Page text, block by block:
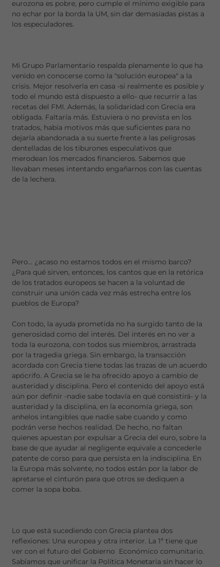
eurozona es pobre, pero cumple el mínimo exigible para
no echar por la borda la UM, sin dar demasiadas pistas a
los especuladores.
Mi Grupo Parlamentario respalda plenamente lo que ha
venido en conocerse como la "solución europea" a la
crisis. Mejor resolverla en casa -si realmente es posible y
todo el mundo está dispuesto a ello- que recurrir a las
recetas del FMI. Además, la solidaridad con Grecia era
obligada. Faltaría más. Estuviera o no prevista en los
tratados, había motivos más que suficientes para no
dejarla abandonada a su suerte frente a las peligrosas
dentelladas de los tiburones especulativos que
merodean los mercados financieros. Sabemos que
llevaban meses intentando engañarnos con las cuentas
de la lechera.
Pero... ¿acaso no estamos todos en el mismo barco?
¿Para qué sirven, entonces, los cantos que en la retórica
de los tratados europeos se hacen a la voluntad de
construir una unión cada vez más estrecha entre los
pueblos de Europa?
Con todo, la ayuda prometida no ha surgido tanto de la
generosidad como del interés. Del interés en no ver a
toda la eurozona, con todos sus miembros, arrastrada
por la tragedia griega. Sin embargo, la transacción
acordada con Grecia tiene todas las trazas de un acuerdo
apócrifo. A Grecia se le ha ofrecido apoyo a cambio de
austeridad y disciplina. Pero el contenido del apoyo está
aún por definir -nadie sabe todavía en qué consistirá- y la
austeridad y la disciplina, en la economía griega, son
anhelos intangibles que nadie sabe cuando y como
podrán verse hechos realidad. De hecho, no faltan
quienes apuestan por expulsar a Grecia del euro, sobre la
base de que ayudar al negligente equivale a concederle
patente de corso para que persista en la indisciplina. En
la Europa más solvente, no todos están por la labor de
apretarse el cinturón para que otros se dediquen a
comer la sopa boba.
Lo que está sucediendo con Grecia plantea dos
reflexiones: Una europea y otra interior. La 1ª tiene que
ver con el futuro del Gobierno Económico comunitario.
Sabíamos que unificar la Política Monetaria sin hacer lo